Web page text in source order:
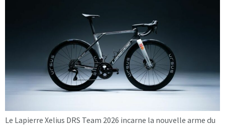
Le Lapierre Xelius DRS Team 2026 incarne la nouvelle arme du